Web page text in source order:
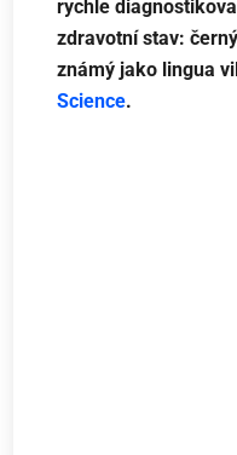
rychle
zdravotní stav:
známý jako lingua
Science.